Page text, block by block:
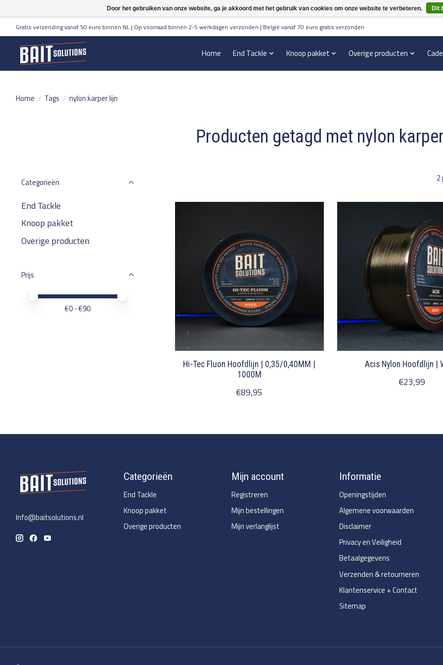
Gratis verzending vanaf 50 euro binnen NL | Op voorraad binnen 2-5 werkdagen verzonden | België vanaf 70 euro gratis verzonden
Home End Tackle Knoop pakket Overige producten
Home / Tags / nylon karper lijn
Producten getagd met nylon
Categorieën
End Tackle
Knoop pakket
Overige producten
Prijs
Minimale prijswaarde
Price maximum value
€0- €90
2
Hi-Tec Fluon Hoofdlijn | 0,35/0,40MM |
1000M
€89,95
Acis Nylon Hoofdlijn |
€23,99
Info@baitsolutions.nl
Categorieën
End Tackle
Knoop pakket
Overige producten
Mijn account
Registreren
Mijn bestellingen
Mijn verlanglijst
Informatie
Openingstijden
Algemene voorwaarden
Disclaimer
Privacy en Veiligheid
Betaalgegevens
Verzenden & retourneren
Klantenservice + Contact
Sitemap
Door het gebruiken van onze website, ga je akkoord met het gebruik van cookies om onze website te verbeteren. Dit